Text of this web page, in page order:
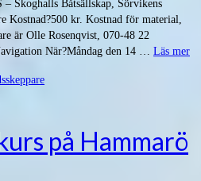
Skoghalls Båtsällskap, Sörvikens
Kostnad?500 kr. Kostnad för material,
är Olle Rosenqvist, 070-48 22
När?Måndag den 14 … Läs mer
på Hammarö